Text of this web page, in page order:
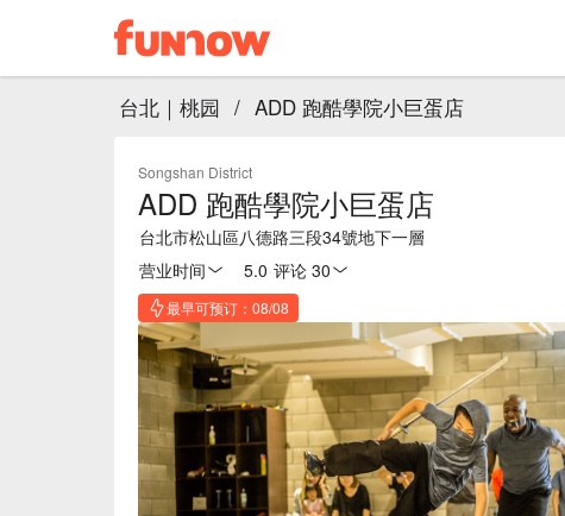
台北｜桃园 / ADD 跑酷學院小巨蛋店
Songshan District
ADD 跑酷學院小巨蛋店
台北市松山區八德路三段34號地下一層
营业时间
5.0 评论 30
最早可预订：08/08